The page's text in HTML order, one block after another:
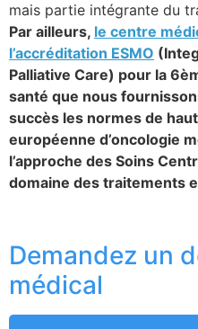
mais partie intégrante du
Par ailleurs, le centre
l’accréditation ESMO
Palliative Care) pour la
santé que nous
succès les normes de
européenne d’oncologie
l’approche des Soins
domaine des traitements
Demandez un
médical